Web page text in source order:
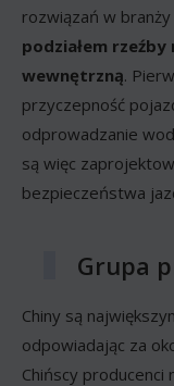
rozwiązań w
podziałem
wewnętrzną.
przyczepność
odprowadzanie
są więc
bezpieczeństwa
Grupa
Chiny są
odpowiadając za
Chińscy producenci